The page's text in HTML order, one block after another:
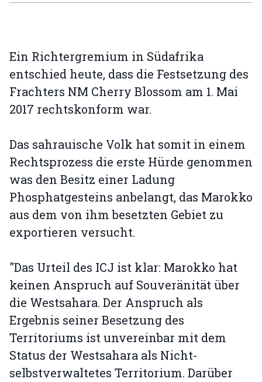
Ein Richtergremium in Südafrika
entschied heute, dass die Festsetzung des
Frachters NM Cherry Blossom am 1. Mai
2017 rechtskonform war.
Das sahrauische Volk hat somit in einem
Rechtsprozess die erste Hürde genommen
was den Besitz einer Ladung
Phosphatgesteins anbelangt, das Marokko
aus dem von ihm besetzten Gebiet zu
exportieren versucht.
"Das Urteil des ICJ ist klar: Marokko hat
keinen Anspruch auf Souveränität über
die Westsahara. Der Anspruch als
Ergebnis seiner Besetzung des
Territoriums ist unvereinbar mit dem
Status der Westsahara als Nicht-
selbstverwaltetes Territorium. Darüber